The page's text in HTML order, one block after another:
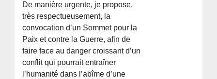
De manière urgente, je propose,
très respectueusement, la
convocation d’un Sommet pour la
Paix et contre la Guerre, afin de
faire face au danger croissant d’un
conflit qui pourrait entraîner
l’humanité dans l’abîme d’une